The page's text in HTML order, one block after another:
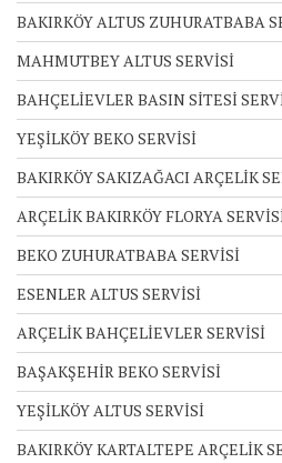
BAKIRKÖY ALTUS ZUHURATBABA
MAHMUTBEY ALTUS SERVİSİ
BAHÇELİEVLER BASIN SİTESİ
YEŞİLKÖY BEKO SERVİSİ
BAKIRKÖY SAKIZAĞACI ARÇELİK
ARÇELİK BAKIRKÖY FLORYA
BEKO ZUHURATBABA SERVİSİ
ESENLER ALTUS SERVİSİ
ARÇELİK BAHÇELİEVLER SERVİSİ
BAŞAKŞEHİR BEKO SERVİSİ
YEŞİLKÖY ALTUS SERVİSİ
BAKIRKÖY KARTALTEPE ARÇELİK